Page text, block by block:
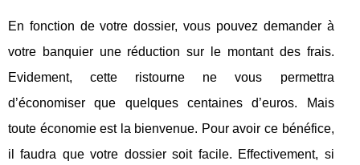
En fonction de votre dossier, vous pouvez demander à
votre banquier une réduction sur le montant des frais.
Evidement, cette ristourne ne vous permettra
d’économiser que quelques centaines d’euros. Mais
toute économie est la bienvenue. Pour avoir ce bénéfice,
il faudra que votre dossier soit facile. Effectivement, si